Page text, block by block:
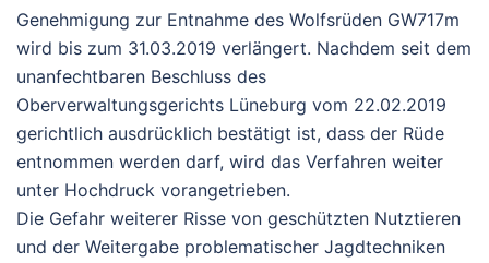
Genehmigung zur Entnahme des Wolfsrüden GW717m
wird bis zum 31.03.2019 verlängert. Nachdem seit dem
unanfechtbaren Beschluss des
Oberverwaltungsgerichts Lüneburg vom 22.02.2019
gerichtlich ausdrücklich bestätigt ist, dass der Rüde
entnommen werden darf, wird das Verfahren weiter
unter Hochdruck vorangetrieben.
Die Gefahr weiterer Risse von geschützten Nutztieren
und der Weitergabe problematischer Jagdtechniken